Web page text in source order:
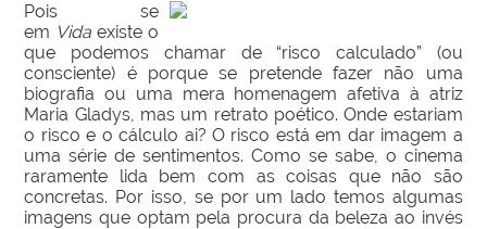
Pois se
em Vida existe o
que podemos chamar de “risco calculado” (ou
consciente) é porque se pretende fazer não uma
biografia ou uma mera homenagem afetiva à atriz
Maria Gladys, mas um retrato poético. Onde estariam
o risco e o cálculo ai? O risco está em dar imagem a
uma série de sentimentos. Como se sabe, o cinema
raramente lida bem com as coisas que não são
concretas. Por isso, se por um lado temos algumas
imagens que optam pela procura da beleza ao invés